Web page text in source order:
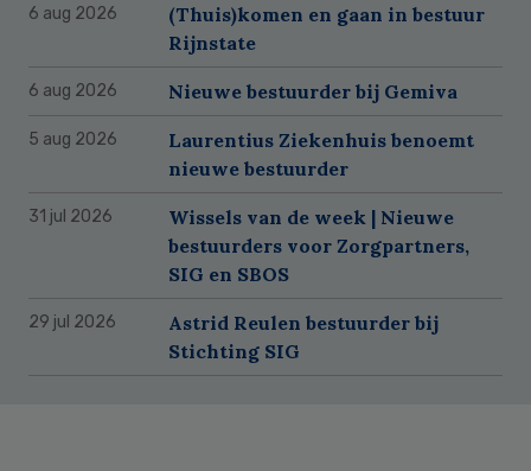
6 aug 2026
(Thuis)komen en gaan in bestuur
Rijnstate
6 aug 2026 Nieuwe bestuurder bij Gemiva
5 aug 2026
Laurentius Ziekenhuis benoemt
nieuwe bestuurder
31 jul 2026
Wissels van de week | Nieuwe
bestuurders voor Zorgpartners,
SIG en SBOS
29 jul 2026
Astrid Reulen bestuurder bij
Stichting SIG